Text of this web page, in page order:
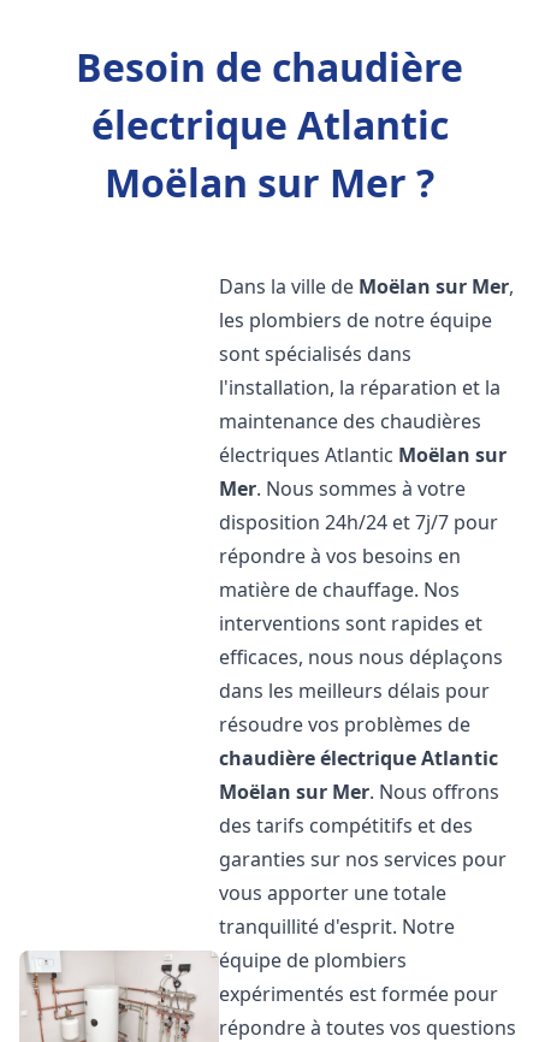
Besoin de chaudière
électrique Atlantic
Moëlan sur Mer ?
Dans la ville de Moëlan sur Mer,
les plombiers de notre équipe
sont spécialisés dans
l'installation, la réparation et la
maintenance des chaudières
électriques Atlantic Moëlan sur
Mer. Nous sommes à votre
disposition 24h/24 et 7j/7 pour
répondre à vos besoins en
matière de chauffage. Nos
interventions sont rapides et
efficaces, nous nous déplaçons
dans les meilleurs délais pour
résoudre vos problèmes de
chaudière électrique Atlantic
Moëlan sur Mer. Nous offrons
des tarifs compétitifs et des
garanties sur nos services pour
vous apporter une totale
tranquillité d'esprit. Notre
équipe de plombiers
expérimentés est formée pour
répondre à toutes vos questions